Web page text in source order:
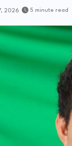
2026 5 minute read